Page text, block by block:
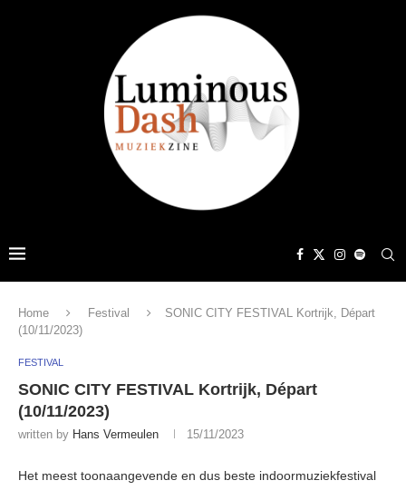
Home Festival
SONIC CITY FESTIVAL Kortrijk, Départ
(10/11/2023)
FESTIVAL
SONIC CITY FESTIVAL Kortrijk, Départ
(10/11/2023)
written by Hans Vermeulen 15/11/2023
Het meest toonaangevende en dus beste indoormuziekfestival